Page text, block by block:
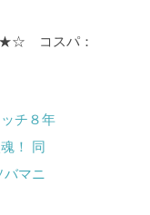
コスパ：
チ８年
！ 同
バマニ